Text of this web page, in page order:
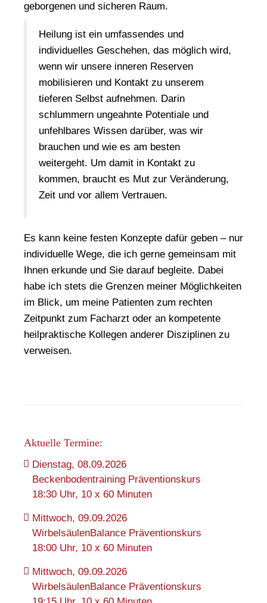
geborgenen und sicheren Raum.
Heilung ist ein umfassendes und
individuelles Geschehen, das möglich wird,
wenn wir unsere inneren Reserven
mobilisieren und Kontakt zu unserem
tieferen Selbst aufnehmen. Darin
schlummern ungeahnte Potentiale und
unfehlbares Wissen darüber, was wir
brauchen und wie es am besten
weitergeht. Um damit in Kontakt zu
kommen, braucht es Mut zur Veränderung,
Zeit und vor allem Vertrauen.
Es kann keine festen Konzepte dafür geben – nur
individuelle Wege, die ich gerne gemeinsam mit
Ihnen erkunde und Sie darauf begleite. Dabei
habe ich stets die Grenzen meiner Möglichkeiten
im Blick, um meine Patienten zum rechten
Zeitpunkt zum Facharzt oder an kompetente
heilpraktische Kollegen anderer Disziplinen zu
verweisen.
Aktuelle Termine:
Dienstag, 08.09.2026
Beckenbodentraining Präventionskurs
18:30 Uhr, 10 x 60 Minuten
Mittwoch, 09.09.2026
WirbelsäulenBalance Präventionskurs
18:00 Uhr, 10 x 60 Minuten
Mittwoch, 09.09.2026
WirbelsäulenBalance Präventionskurs